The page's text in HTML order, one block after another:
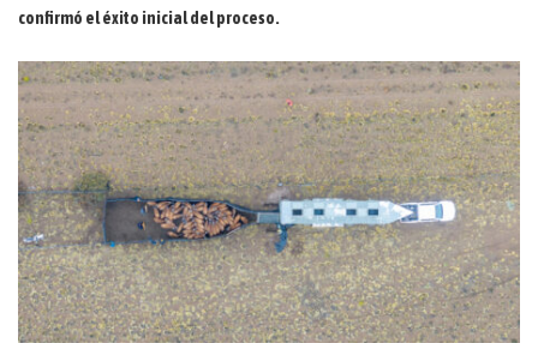
confirmó el éxito inicial del proceso.